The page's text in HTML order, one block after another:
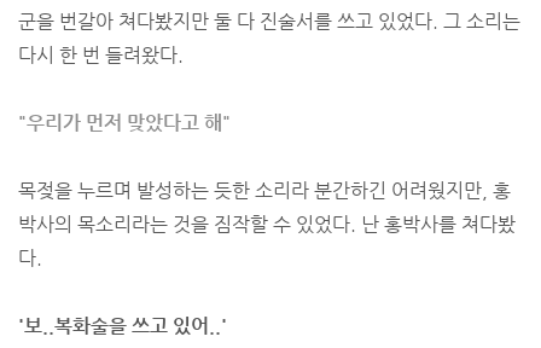
군을 번갈아 쳐다봤지만 둘 다 진술서를 쓰고 있었다. 그 소리는
다시 한 번 들려왔다.
"우리가 먼저 맞았다고 해"
목젖을 누르며 발성하는 듯한 소리라 분간하긴 어려웠지만, 홍
박사의 목소리라는 것을 짐작할 수 있었다. 난 홍박사를 쳐다봤
다.
'보..복화술을 쓰고 있어..'